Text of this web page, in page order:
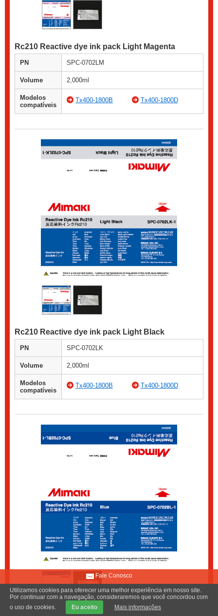
Rc210 Reactive dye ink pack Light Magenta
PN SPC-0702LM
Volume 2,000ml
Modelos
compatíveis
Tx400-1800B Tx400-1800D
Rc210 Reactive dye ink pack Light Black
PN SPC-0702LK
Volume 2,000ml
Modelos
compatíveis
Tx400-1800B Tx400-1800D
Fale Conosco
Utilizamos cookies para oferecer uma melhor experiência em nosso site.
Por continuar com a navegação, consideraremos que você concordou com
o uso de cookies.
Eu aceito Mais informações